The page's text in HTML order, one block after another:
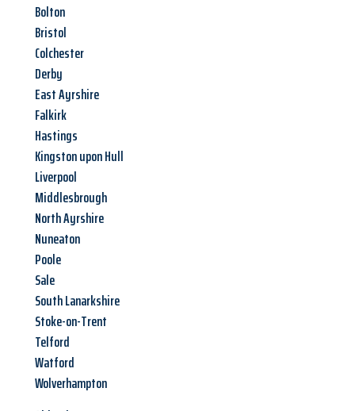
Bolton
Bristol
Colchester
Derby
East Ayrshire
Falkirk
Hastings
Kingston upon Hull
Liverpool
Middlesbrough
North Ayrshire
Nuneaton
Poole
Sale
South Lanarkshire
Stoke-on-Trent
Telford
Watford
Wolverhampton